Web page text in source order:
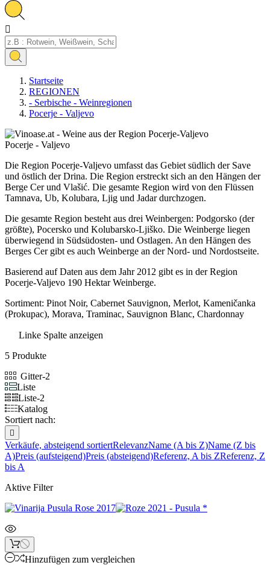

Startseite
REGIONEN
- Serbische - Weinregionen
Pocerje - Valjevo
Pocerje - Valjevo
Die Region Pocerje-Valjevo umfasst das Gebiet südlich der Save
und östlich der Drina. Die Region erstreckt sich an den Hängen der
Berge Cer und Vlašić. Die gesamte Region wird von den Flüssen
Tamnava, Ub, Kolubara, Ljig und Jadar durchzogen.
Die gesamte Region besteht aus drei Weinbergen: Podgorsko (der
größte), Pocersko und Kolubarsko-Ljiško. Die Weinberge liegen
überwiegend in Südsüdosten- und Ostlagen. An den Hängen des
Berges Cer gibt es auch Weinberge an der Nord- und Nordostseite.
Basierend auf Daten aus dem Jahr 2012 gibt es in der Region
Pocerje-Valjevo 190 Hektar Weinberge.
Sortiment: Pinot Noir, Cabernet Sauvignon, Merlot, Kameničanka
(Prokupac), Morava, Traminac, Sauvignon Blanc, Chardonnay
Linke Spalte anzeigen
5 Produkte
Gitter-2
Liste
Liste-2
Katalog
Sortiert nach:

Verkäufe, absteigend sortiertRelevanzName (A bis Z)Name (Z bis
A)Preis (aufsteigend)Preis (absteigend)Referenz, A bis ZReferenz, Z
bis A
Aktive Filter
Hinzufügen zum vergleichen